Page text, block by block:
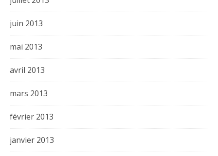
juin 2013
mai 2013
avril 2013
mars 2013
février 2013
janvier 2013